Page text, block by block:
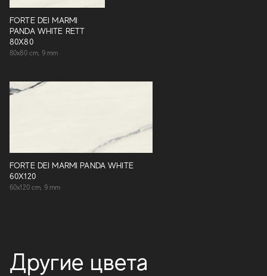
FORTE DEI MARMI
PANDA WHITE RETT
80X80
80x80 cm, 9 mm
FORTE DEI MARMI PANDA WHITE
60X120
60x120 cm, 9 mm
Другие цвета